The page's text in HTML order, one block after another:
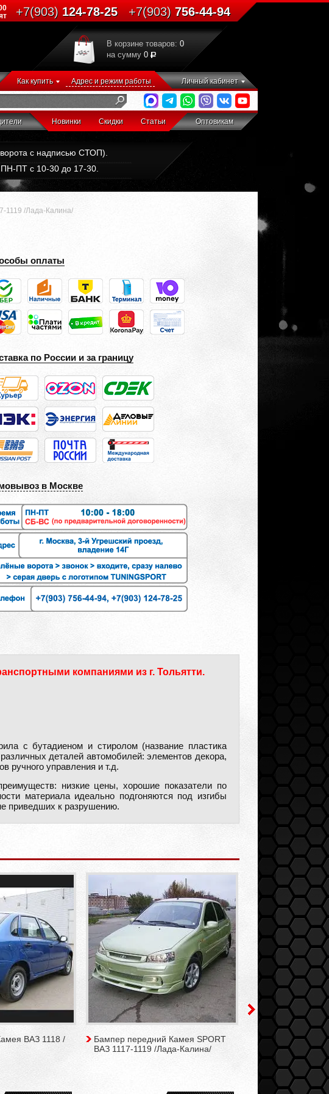
+7(903)124-78-25 +7(903)756-44-94
В корзине товаров: 0
на сумму 0
Как купить Адрес и режим работы Личный кабинет
Новинки Скидки Статьи Оптовикам
с надписью СТОП).
ПТ с 10-30 до 17-30.
1119 /Лада-Калина/
оплаты
по России и за границу
в Москве
компаниями из г. Тольятти.
с бутадиеном и стиролом (название пластика
деталей автомобилей: элементов декора,
ручного управления и т.д.
низкие цены, хорошие показатели по
материала идеально подгоняются под изгибы
приведших к разрушению.
ВАЗ 1118 /
Бампер передний Камея SPORT
ВАЗ 1117-1119 /Лада-Калина/
Бампер
1119 /Лада-